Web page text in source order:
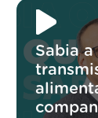
Sabia a